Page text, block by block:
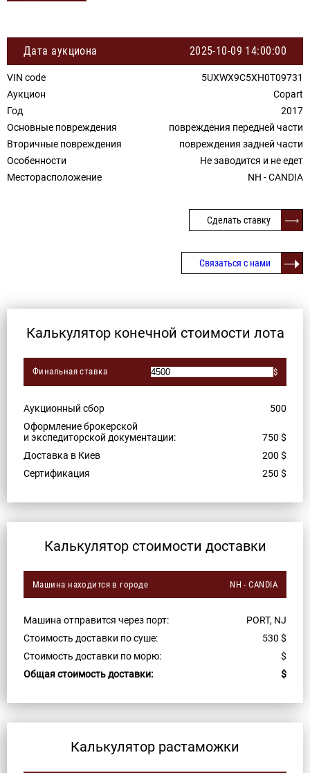
Дата аукциона 2025-10-09 14:00:00
VIN code
5UXWX9C5XH0T09731
Аукцион
Copart
Год
2017
Основные повреждения
повреждения передней части
Вторичные повреждения
повреждения задней части
Особенности
Не заводится и не едет
Месторасположение
NH - CANDIA
Сделать ставку
Связаться с нами
Калькулятор конечной стоимости лота
Финальная ставка $
Аукционный сбор
500
Оформление брокерской
и экспедиторской документации:
750 $
Доставка в Киев
200 $
Сертификация
250 $
Калькулятор стоимости доставки
Машина находится в городе NH - CANDIA
Машина отправится через порт:
PORT, NJ
Стоимость доставки по суше:
530 $
Стоимость доставки по морю:
$
Общая стоимость доставки:
$
Калькулятор растаможки